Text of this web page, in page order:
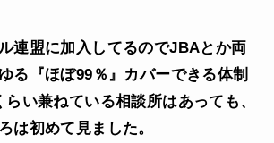
連盟に加入してるのでJBAとか両
る『ほぼ99％』カバーできる体制
い兼ねている相談所はあっても、
は初めて見ました。